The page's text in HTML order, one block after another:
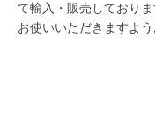
て輸入・販売しており
お使いいただきますよう